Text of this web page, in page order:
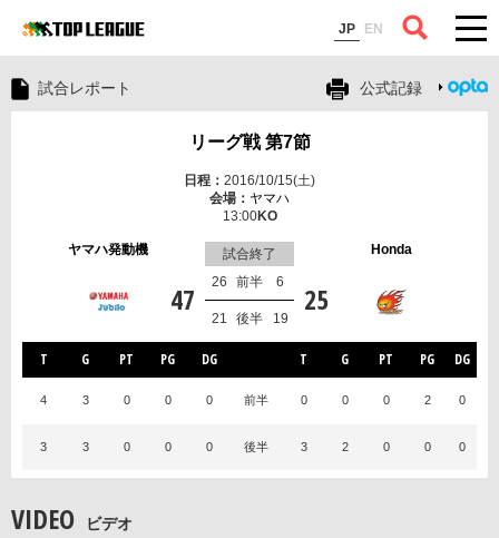
JP EN
コラム
試合レポート 公式記録
リーグ戦 第7節
2016/10/15(土)
ヤマハ
13:00
ヤマハ発動機 Honda
試合終了
47 25
前半
26 6
後半
21 19
T G PT PG DG T G PT PG DG
4 3 0 0 0 前半 0 0 0 2 0
3 3 0 0 0 後半 3 2 0 0 0
VIDEO ビデオ